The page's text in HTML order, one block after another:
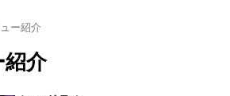
ー紹介
紹介